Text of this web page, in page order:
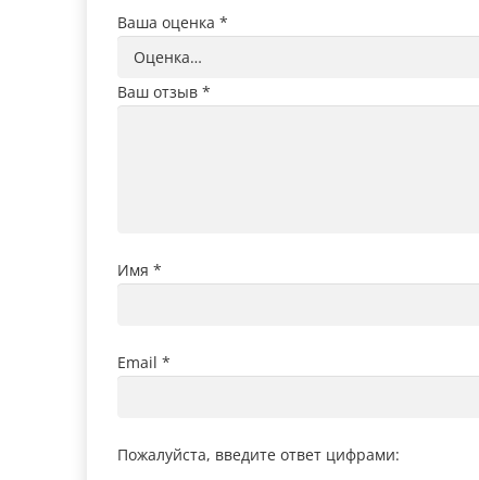
Ваша оценка *
Ваш отзыв *
Имя *
Email *
Пожалуйста, введите ответ цифрами: